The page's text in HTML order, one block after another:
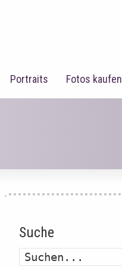
Portraits Fotos kaufen
Suche